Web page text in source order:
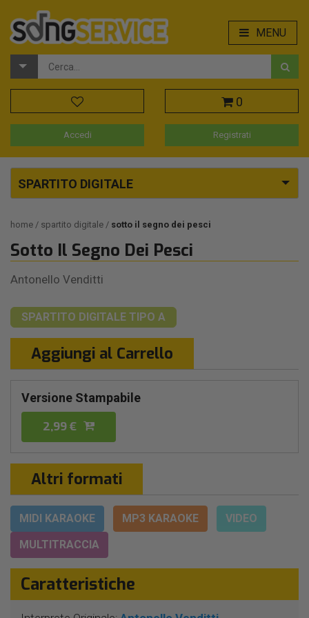
MENU
0
Accedi Registrati
SPARTITO DIGITALE
home spartito digitale sotto il segno dei pesci
Sotto Il Segno Dei Pesci
Antonello Venditti
SPARTITO DIGITALE TIPO A
Aggiungi al Carrello
Versione Stampabile
2,99 €
Altri formati
MIDI KARAOKE MP3 KARAOKE
VIDEO
MULTITRACCIA
Caratteristiche